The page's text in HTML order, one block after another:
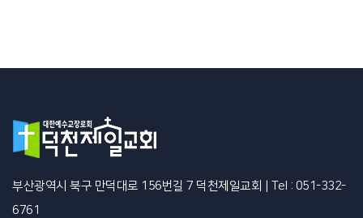
부산광역시 북구 만덕대로 156번길 7 덕천제일교회
Tel : 051-332-
6761